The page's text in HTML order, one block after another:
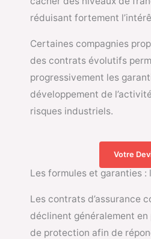
réduisant fortement
Certaines compagnies
des contrats évolutifs
progressivement les
développement de
risques industriels.
Votre
Les formules et garanties :
Les contrats d’assurance
déclinent généralement
de protection afin de